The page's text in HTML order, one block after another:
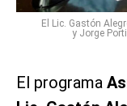
El Lic. Gastón
y Jorge
El programa